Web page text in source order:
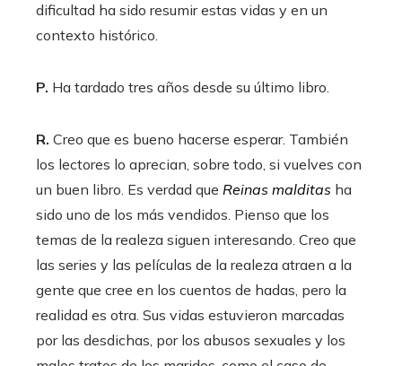
dificultad ha sido resumir estas vidas y en un
contexto histórico.
P. Ha tardado tres años desde su último libro.
R. Creo que es bueno hacerse esperar. También
los lectores lo aprecian, sobre todo, si vuelves con
un buen libro. Es verdad que Reinas malditas ha
sido uno de los más vendidos. Pienso que los
temas de la realeza siguen interesando. Creo que
las series y las películas de la realeza atraen a la
gente que cree en los cuentos de hadas, pero la
realidad es otra. Sus vidas estuvieron marcadas
por las desdichas, por los abusos sexuales y los